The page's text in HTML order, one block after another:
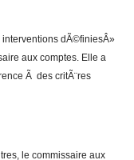
dÃ©finiesÂ»
aux comptes. Elle a
Ã des critÃ¨res
le commissaire aux